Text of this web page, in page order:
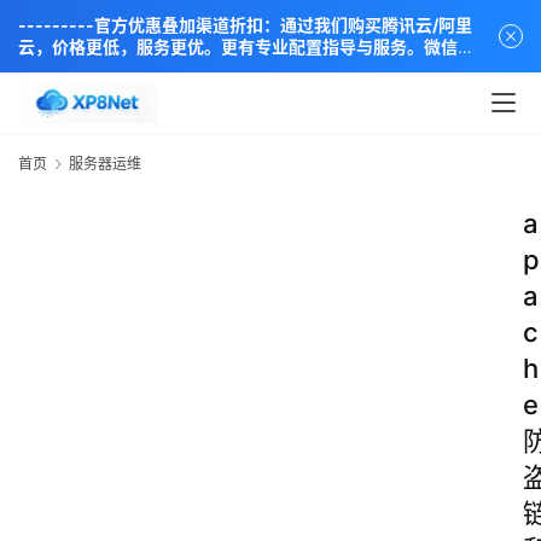
---------官方优惠叠加渠道折扣：通过我们购买腾讯云/阿里
云，价格更低，服务更优。更有专业配置指导与服务。微信同
步：18838889666----
首页 服务器运维
a
p
a
c
h
e